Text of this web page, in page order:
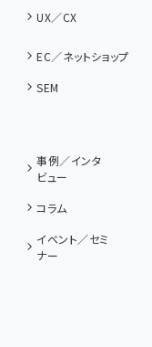
UX／CX
EC／ネットショップ
SEM
事例／インタ
ビュー
コラム
イベント／セミ
ナー